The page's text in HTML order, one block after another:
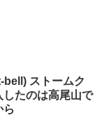
ストームク
したのは高尾山で
ら